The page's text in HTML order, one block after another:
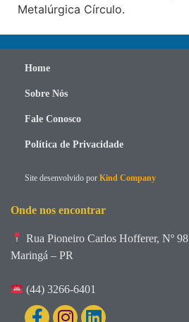
Metalúrgica Círculo.
Home
Sobre Nós
Fale Conosco
Política de Privacidade
Site desenvolvido por Kind Company
Onde nos encontrar
Rua Pioneiro Carlos Hofferer, Nº 98
Maringá – PR
(44) 3266-6401